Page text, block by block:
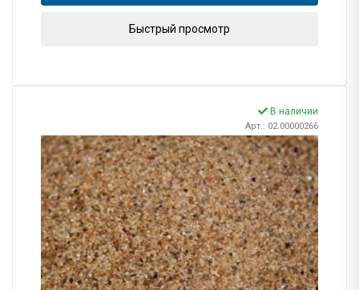
Быстрый просмотр
В наличии
Арт.: 02.00000266